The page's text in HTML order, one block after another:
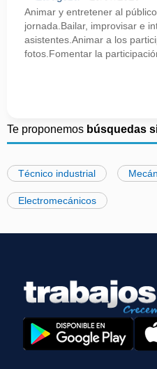
Animar y entretener al
jornada.Bailar, improvisar e
asistentes.Animar a los
fotos.Fomentar la
Te proponemos búsquedas
Técnico industrial
Electromecánicos